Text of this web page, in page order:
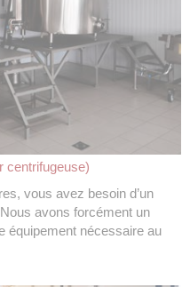
centrifugeuse)
vous avez besoin d’un
avons forcément un
équipement nécessaire au